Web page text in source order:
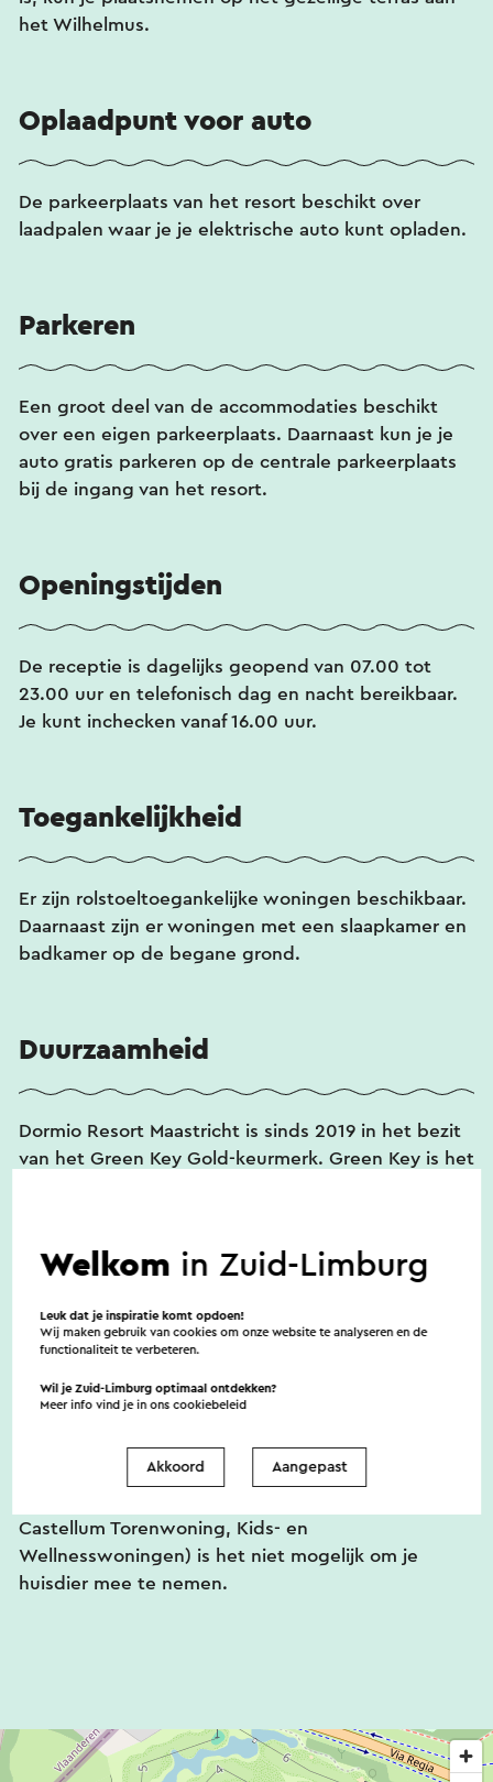
het Wilhelmus.
Oplaadpunt voor auto
De parkeerplaats van het resort beschikt over
laadpalen waar je je elektrische auto kunt opladen.
Parkeren
Een groot deel van de accommodaties beschikt
over een eigen parkeerplaats. Daarnaast kun je je
auto gratis parkeren op de centrale parkeerplaats
bij de ingang van het resort.
Openingstijden
De receptie is dagelijks geopend van 07.00 tot
23.00 uur en telefonisch dag en nacht bereikbaar.
Je kunt inchecken vanaf 16.00 uur.
Toegankelijkheid
Er zijn rolstoeltoegankelijke woningen beschikbaar.
Daarnaast zijn er woningen met een slaapkamer en
badkamer op de begane grond.
Duurzaamheid
Dormio Resort Maastricht is sinds 2019 in het bezit
van het Green Key Gold-keurmerk. Green Key is het
Huisdieren
Op het resort zijn honden in veel accommodaties
In bepaalde woningtypes (Prestige (panorama)
Castellum Torenwoning, Kids- en
Wellnesswoningen) is het niet mogelijk om je
huisdier mee te nemen.
Welkom in Zuid-Limburg
Leuk dat je inspiratie komt opdoen!
Wij maken gebruik van cookies om onze website te analyseren en de
functionaliteit te verbeteren.
Wil je Zuid-Limburg optimaal ontdekken?
Meer info vind je in onscookiebeleid
Akkoord Aangepast